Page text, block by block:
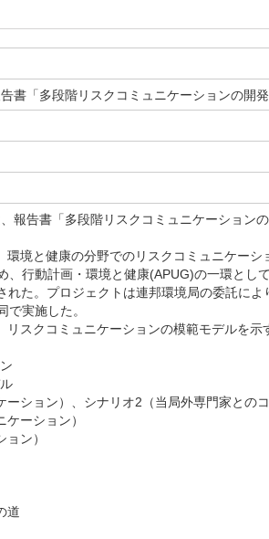
書「多段階リスクコミュニケーションの開
報告書「多段階リスクコミュニケーション
境と健康の分野でのリスクコミュニケーシ
、行動計画・環境と健康(APUG)の一環とし
れた。プロジェクトは連邦環境局の委託に
で実施した。
スクコミュニケーションの模範モデルを示
ション）、シナリオ2（当局外専門家とのコ
ーション）
ン）
道